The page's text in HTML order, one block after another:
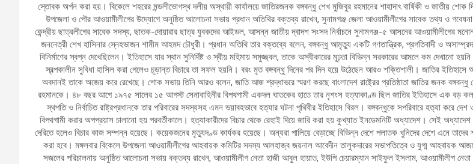
স্তোবক অর্পন করা হয়। বিকেলে শহরের মন্ডলীভোগস্থ দলীয় অস্থায়ী কার্যালয়ে জাতিরজনক বঙ্গবন্ধু শেখ মুজিবুর রহমানের শাহাদাৎ বার্ষিকী ও জাতীয় শোক
উপজেলা ও পৌর আওয়ামীলীগের উদ্যোগে অনুষ্ঠিত আলোচনা সভায় প্রধান অতিথির বক্তব্য রাখেন, সুনামগঞ্জ জেলা আওয়ামীলীগের সাবেক তথ্য ও
কেন্দ্রীয় ছাত্রলীগের সাবেক সদস্য, ছাতক-দোয়ারার ছাত্র যুবকদের আইডল, আসন্ন জাতীয় দ্বাদশ সংসদ নির্বাচনে সুনামগঞ্জ-৫ আসনের আওয়ামীলীগের
জননেত্রী শেখ হাসিনার স্নেহভাজন শামীম আহমদ চৌধুরী। প্রধান অতিথি তার বক্তব্যে বলেন, বঙ্গবন্ধু আমৃত্যু একটি গণতান্ত্রিক, প্রগতিবাদী ও
বিনির্মাণের স্বপ্ন দেখেছিলেন। ইতিহাসে যার স্থান সুনির্দিষ্ট ও স্বীয় মহিমায় সমুজ্জ্বল, তাকে অস্বীকারের মূঢ়তা বিভিন্ন সরকারের আমলে কম দেখানো
স্বল্পকালীন সুবিধা হাসিল করা গেলেও চূড়ান্ত বিচারে তা সফল হয়নি। বরং মৃত বঙ্গবন্ধু দিনের পর দিন হয়ে উঠেছেন আরও শক্তিশালী। জাতির ইতিহাসে
অবদানই তাকে অজেয় করে রেখেছে। শোক সভায় তিনি আরও বলেন, জাতি আজ শ্রদ্ধাভরে স্মরণ করছে বাংলাদেশ রাষ্ট্রের প্রতিষ্ঠাতা জাতির জনক বঙ্গবন্ধু
রহমানকে। ৪৮ বছর আগে ১৯৭৫ সালের ১৫ আগস্ট সেনাবাহিনীর বিপথগামী একদল ঘাতকের হাতে তার নৃশংস হত্যাকাণ্ড ছিল জাতির ইতিহাসে এক বড়
স্থপতি ও নির্বাচিত রাষ্ট্রপ্রধানকে তার পরিবারের সদস্যসহ এমন ভয়াবহভাবে হত্যার ঘটনা পৃথিবীর ইতিহাসে বিরল। বঙ্গবন্ধুকে সপরিবারে হত্যা করে দেশ
বিপথগামী করার অপপ্রয়াস চালানো হয় পরবর্তীকালে। হত্যাকারীদের বিচার থেকে রেহাই দিয়ে জারি করা হয় কুখ্যাত ইনডেমনিটি অধ্যাদেশ। সেই অধ্যাদেশ
দেরিতে হলেও বিচার কাজ সম্পন্ন হয়েছে। কয়েকজনের মৃত্যুদণ্ড কার্যকর হয়েছে। অন্যরা পালিয়ে বেড়াচ্ছে বিভিন্ন দেশে পলাতক খুনিদের দেশে এনে তাদের
করা হবে। মঙ্গলবার বিকেলে উপজেলা আওয়ামীলীগের আহবায়ক কমিটির সদস্য আলহাজ্ব জয়নাল আবেদীন তালুকদারের সভাপতিত্বে ও যুগ্ম আহবায়ক
সজলের পরিচালনায় অনুষ্ঠিত আলোচনা সভায় বক্তব্য রাখেন, আওয়ামীলীগ নেতা হাজী আবুল হায়াত, ইউপি চেয়ারম্যান সাইফুল ইসলাম, আওয়ামীলীগ নেতা